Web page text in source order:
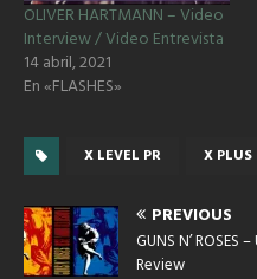
OLIVER HARTMANN – Video
Interview / Video Entrevista
14 abril, 2021
En «FLASHES»
X LEVEL PR X
PREVIOUS
GUNS N’ ROSES
Review